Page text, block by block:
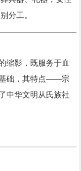
分工。
缩影，既服务于血
基础，其特点——宗
中华文明从氏族社